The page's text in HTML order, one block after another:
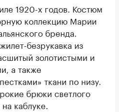
1920-х годов. Костюм
коллекцию Марии
бренда.
безрукавка из
золотистыми и
а также
ткани по низу.
брюки светлого
каблуке.